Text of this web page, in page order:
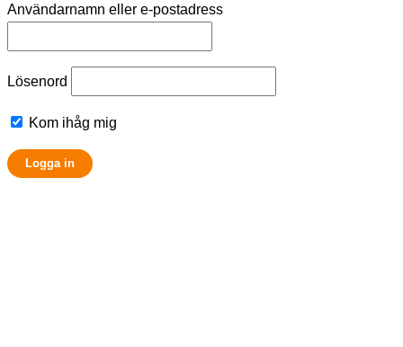
Användarnamn eller e-postadress
Lösenord
Kom ihåg mig